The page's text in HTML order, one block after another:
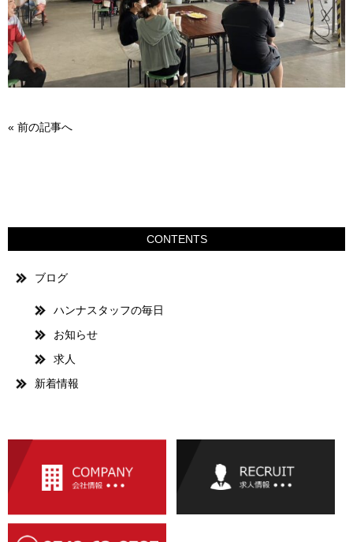
« 前の記事へ
CONTENTS
ブログ
ハンナスタッフの毎日
お知らせ
求人
新着情報